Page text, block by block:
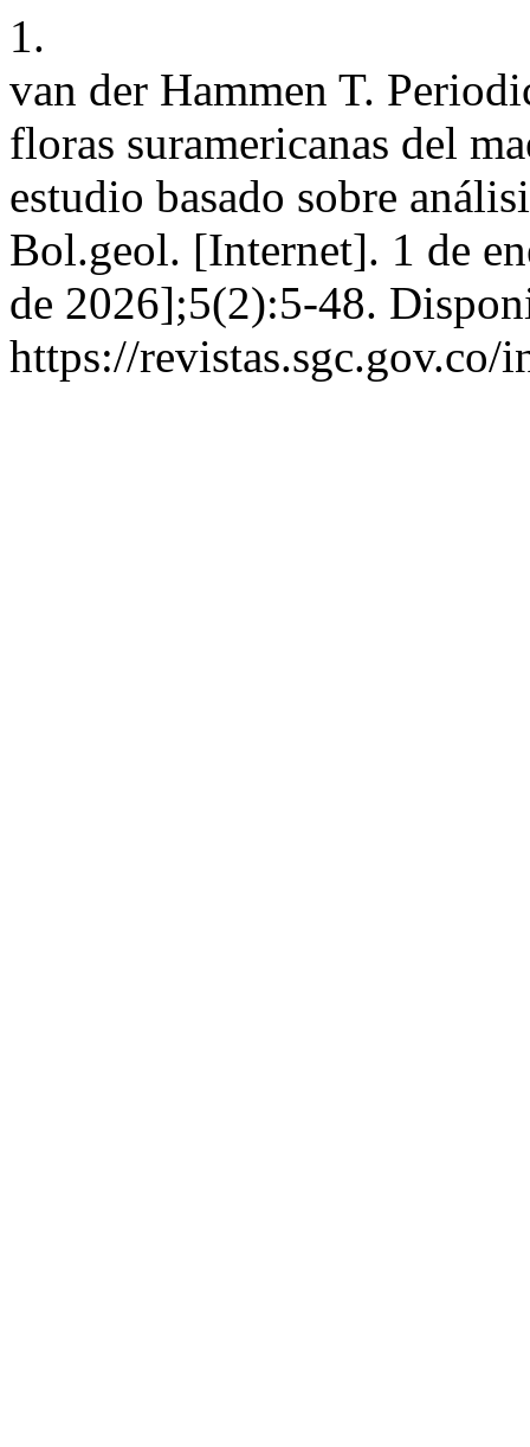
1.
van der Hammen T.
floras suramericanas del
estudio basado sobre
Bol.geol. [Internet]. 1 de
de 2026];5(2):5-48.
https://